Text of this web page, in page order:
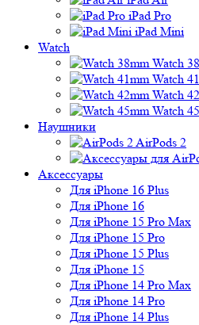
iPad Pro
iPad Mini
Watch
Watch
Watch
Watch
Watch
Наушники
AirPods 2
Аксессуары
Для iPhone 16 Plus
Для iPhone 16
Для iPhone 15 Pro Max
Для iPhone 15 Pro
Для iPhone 15 Plus
Для iPhone 15
Для iPhone 14 Pro Max
Для iPhone 14 Pro
Для iPhone 14 Plus